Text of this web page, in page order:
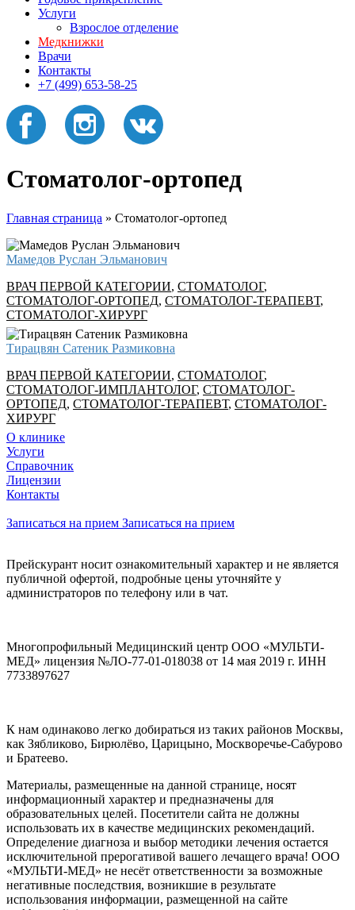
Услуги
Взрослое отделение
Медкнижки
Врачи
Контакты
+7 (499) 653-58-25
Стоматолог-ортопед
Главная страница » Стоматолог-ортопед
Мамедов Руслан Эльманович
ВРАЧ ПЕРВОЙ КАТЕГОРИИ, СТОМАТОЛОГ,
СТОМАТОЛОГ-ОРТОПЕД, СТОМАТОЛОГ-ТЕРАПЕВТ,
СТОМАТОЛОГ-ХИРУРГ
Тирацвян Сатеник Размиковна
ВРАЧ ПЕРВОЙ КАТЕГОРИИ, СТОМАТОЛОГ,
СТОМАТОЛОГ-ИМПЛАНТОЛОГ, СТОМАТОЛОГ-
ОРТОПЕД, СТОМАТОЛОГ-ТЕРАПЕВТ, СТОМАТОЛОГ-
ХИРУРГ
О клинике
Услуги
Справочник
Лицензии
Контакты
Записаться на прием Записаться на прием
Прейскурант носит ознакомительный характер и не является
публичной офертой, подробные цены уточняйте у
администраторов по телефону или в чат.
Многопрофильный Медицинский центр ООО «МУЛЬТИ-
МЕД» лицензия №ЛО-77-01-018038 от 14 мая 2019 г. ИНН
7733897627
К нам одинаково легко добираться из таких районов Москвы,
как Зябликово, Бирюлёво, Царицыно, Москворечье-Сабурово
и Братеево.
Материалы, размещенные на данной странице, носят
информационный характер и предназначены для
образовательных целей. Посетители сайта не должны
использовать их в качестве медицинских рекомендаций.
Определение диагноза и выбор методики лечения остается
исключительной прерогативой вашего лечащего врача! ООО
«МУЛЬТИ-МЕД» не несёт ответственности за возможные
негативные последствия, возникшие в результате
использования информации, размещенной на сайте